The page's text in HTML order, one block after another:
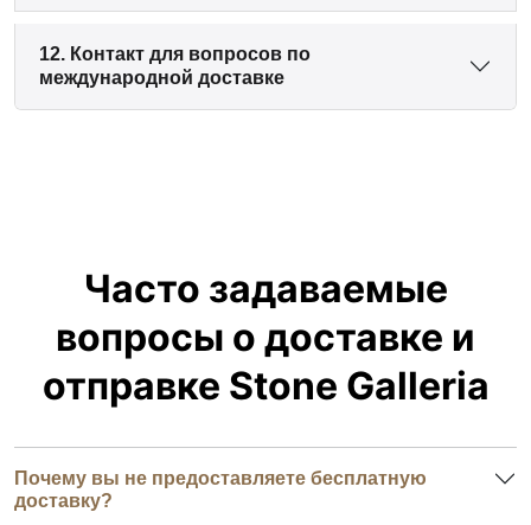
12. Контакт для вопросов по
международной доставке
Часто задаваемые
вопросы о доставке и
отправке Stone Galleria
Почему вы не предоставляете бесплатную
доставку?